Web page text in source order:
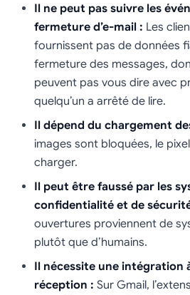
Il ne peut pas suivre les
fermeture d’e-mail : Les
fournissent pas de données
fermeture des messages,
peuvent pas vous dire avec
quelqu’un a arrêté de lire.
Il dépend du chargement
images sont bloquées, le
charger.
Il peut être faussé par les
confidentialité et de
ouvertures proviennent de
plutôt que d’humains.
Il nécessite une intégration
réception : Sur Gmail,